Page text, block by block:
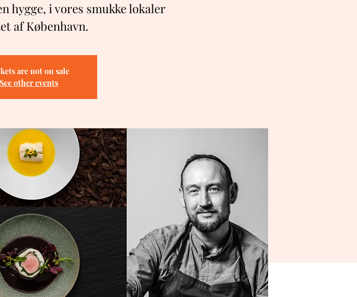
hygge, i vores smukke lokaler
af København.
are not on sale
See other events